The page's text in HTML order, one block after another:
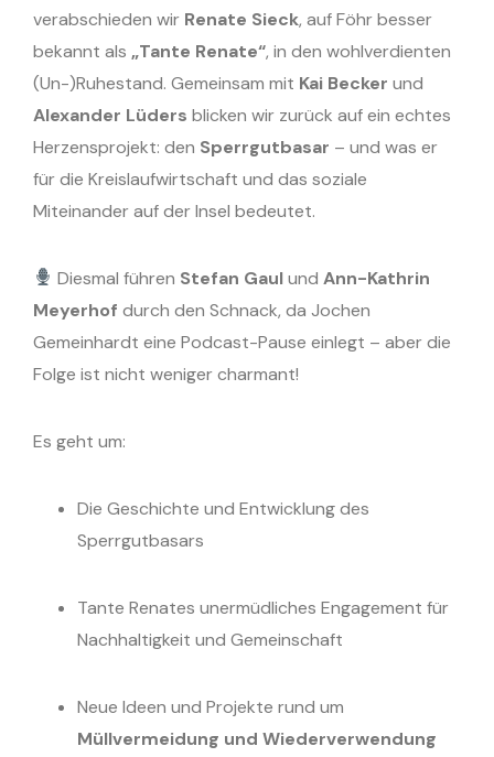
verabschieden wir Renate Sieck, auf Föhr besser
bekannt als „Tante Renate“, in den wohlverdienten
(Un-)Ruhestand. Gemeinsam mit Kai Becker und
Alexander Lüders blicken wir zurück auf ein echtes
Herzensprojekt: den Sperrgutbasar – und was er
für die Kreislaufwirtschaft und das soziale
Miteinander auf der Insel bedeutet.
Diesmal führen Stefan GaulundAnn-Kathrin
Meyerhof durch den Schnack, da Jochen
Gemeinhardt eine Podcast-Pause einlegt – aber die
Folge ist nicht weniger charmant!
Es geht um:
Die Geschichte und Entwicklung des
Sperrgutbasars
Tante Renates unermüdliches Engagement für
Nachhaltigkeit und Gemeinschaft
Neue Ideen und Projekte rund um
Müllvermeidung und Wiederverwendung